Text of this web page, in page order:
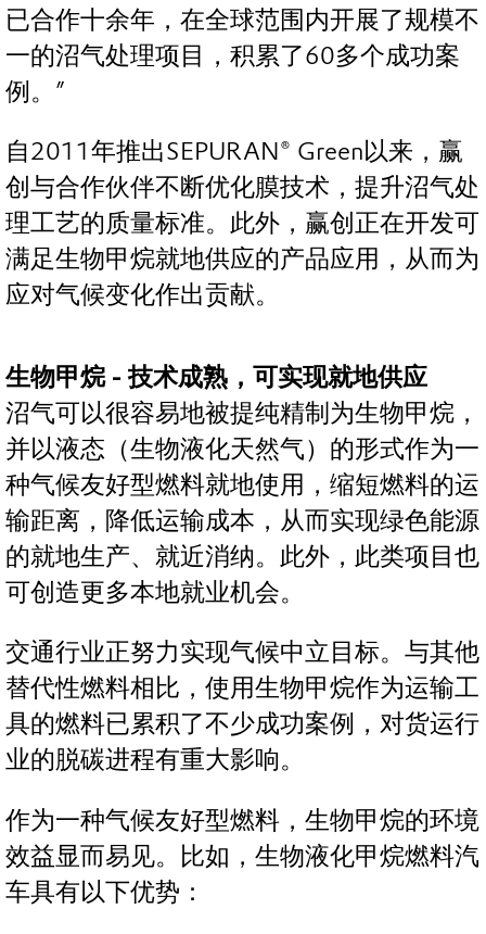
已合作十余年，在全球范围内开展了规模不
一的沼气处理项目，积累了60多个成功案
例。”
自2011年推出SEPURAN® Green以来，赢
创与合作伙伴不断优化膜技术，提升沼气处
理工艺的质量标准。此外，赢创正在开发可
满足生物甲烷就地供应的产品应用，从而为
应对气候变化作出贡献。
生物甲烷 - 技术成熟，可实现就地供应
沼气可以很容易地被提纯精制为生物甲烷，
并以液态（生物液化天然气）的形式作为一
种气候友好型燃料就地使用，缩短燃料的运
输距离，降低运输成本，从而实现绿色能源
的就地生产、就近消纳。此外，此类项目也
可创造更多本地就业机会。
交通行业正努力实现气候中立目标。与其他
替代性燃料相比，使用生物甲烷作为运输工
具的燃料已累积了不少成功案例，对货运行
业的脱碳进程有重大影响。
作为一种气候友好型燃料，生物甲烷的环境
效益显而易见。比如，生物液化甲烷燃料汽
车具有以下优势：